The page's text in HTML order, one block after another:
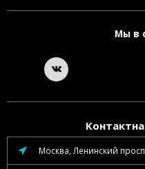
Мы в
Москва, Ленинский